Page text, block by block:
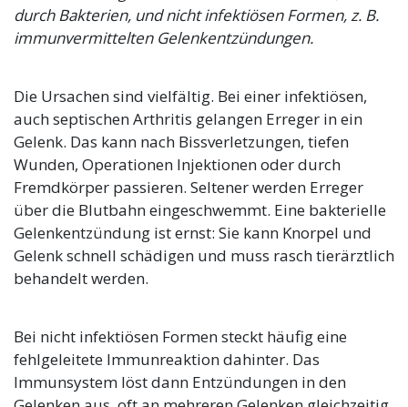
durch Bakterien, und nicht infektiösen Formen, z. B.
immunvermittelten Gelenkentzündungen.
Die Ursachen sind vielfältig. Bei einer infektiösen,
auch septischen Arthritis gelangen Erreger in ein
Gelenk. Das kann nach Bissverletzungen, tiefen
Wunden, Operationen Injektionen oder durch
Fremdkörper passieren. Seltener werden Erreger
über die Blutbahn eingeschwemmt. Eine bakterielle
Gelenkentzündung ist ernst: Sie kann Knorpel und
Gelenk schnell schädigen und muss rasch tierärztlich
behandelt werden.
Bei nicht infektiösen Formen steckt häufig eine
fehlgeleitete Immunreaktion dahinter. Das
Immunsystem löst dann Entzündungen in den